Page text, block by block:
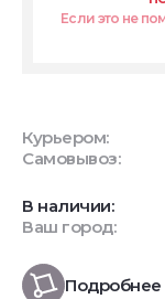
Если это не
Курьером:
Самовывоз:
В наличии:
Ваш город:
Подробнее